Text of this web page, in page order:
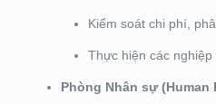
Kiểm soát chi phí,
Thực hiện các nghiệp
Phòng Nhân sự (Human